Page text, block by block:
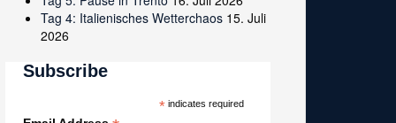
Tag 4: Italienisches Wetterchaos 15. Juli
2026
Subscribe
*indicates required